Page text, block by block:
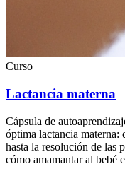
Curso
Lactancia materna
Cápsula de
óptima lactancia materna:
hasta la resolución de las
cómo amamantar al bebé